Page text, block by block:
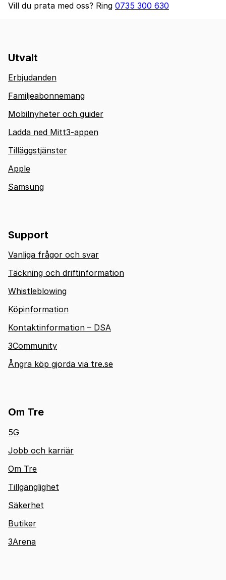
Vill du prata med oss? Ring 0735 300 630
Utvalt
Erbjudanden
Familjeabonnemang
Mobilnyheter och guider
Ladda ned Mitt3-appen
Tilläggstjänster
Apple
Samsung
Support
Vanliga frågor och svar
Täckning och driftinformation
Whistleblowing
Köpinformation
Kontaktinformation – DSA
3Community
Ångra köp gjorda via tre.se
Om Tre
5G
Jobb och karriär
Om Tre
Tillgänglighet
Säkerhet
Butiker
3Arena